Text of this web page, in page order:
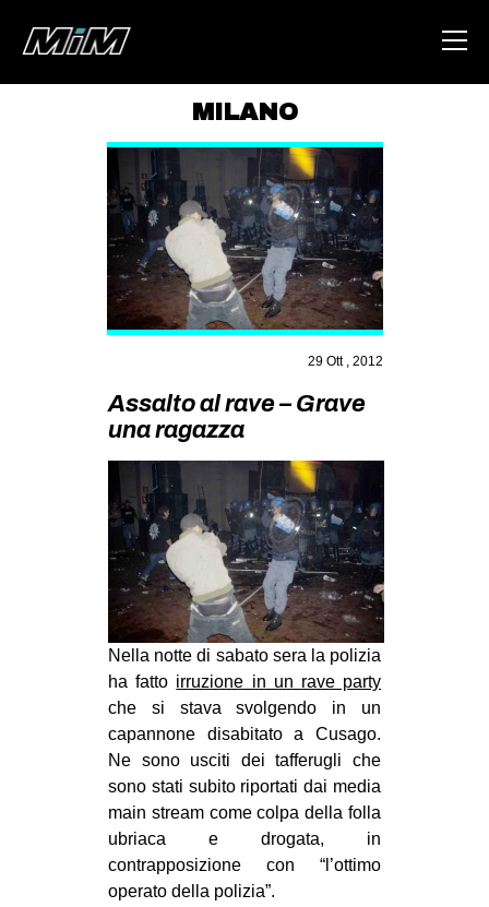
ABOUT
AREA
DEGENERAZIONE
GAZA FREESTYLE
ZAM
MILANO
MOBILITAZIONI
SPAZI
SPORT POPOLARE
MOVIMENTI
AMBIENTE
ANTIFASCISMO
DIRITTO ALL’ABITARE
GENERI
MIGRAZIONI
PRECARIATO
MILANO
29 Ott , 2012
Assalto al rave – Grave
una ragazza
Nella notte di sabato sera la polizia
ha fatto irruzione in un rave party
che si stava svolgendo in un
capannone disabitato a Cusago.
Ne sono usciti dei tafferugli che
sono stati subito riportati dai media
main stream come colpa della folla
ubriaca e drogata, in
contrapposizione con “l’ottimo
operato della polizia”.